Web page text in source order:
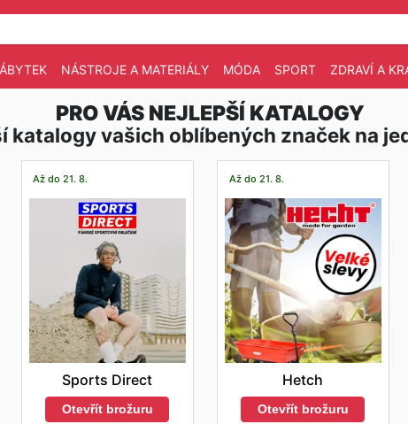
NÁSTROJE A MATERIÁLY MÓDA SPORT ZDRAVÍ A
PRO VÁS NEJLEPŠÍ KATALOGY
katalogy vašich oblíbených značek na
Až do 21. 8.
Sports Direct
Otevřít brožuru
Až do 21. 8.
Hetch
Otevřít brožuru